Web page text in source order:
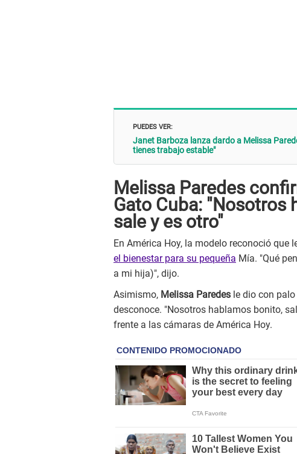
PUEDES VER:
Janet Barboza lanza dardo a Melissa
tienes trabajo estable"
Melissa Paredes
Gato Cuba: "Nosotros
sale y es otro"
En América Hoy, la modelo reconoció que
el bienestar para su pequeña Mía. "Qué
a mi hija)", dijo.
Asimismo, Melissa Paredes le dio con
desconoce. "Nosotros hablamos bonito,
frente a las cámaras de América Hoy.